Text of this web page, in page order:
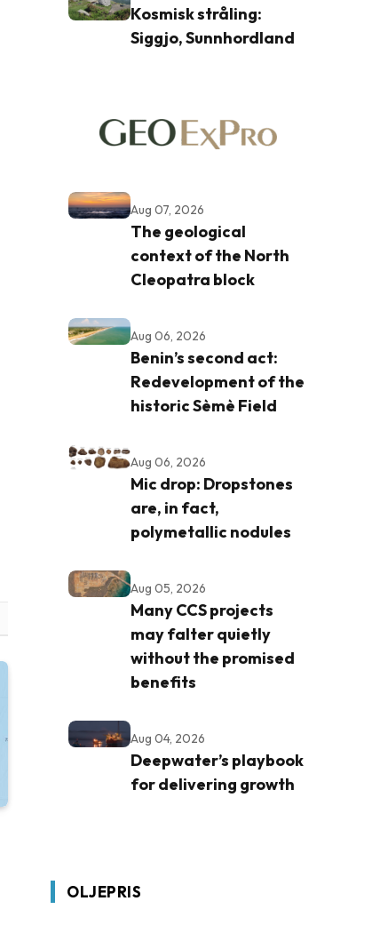
Kosmisk stråling:
Siggjo, Sunnhordland
Aug 07, 2026
The geological
context of the North
Cleopatra block
Aug 06, 2026
Benin’s second act:
Redevelopment of the
historic Sèmè Field
Aug 06, 2026
Mic drop: Dropstones
are, in fact,
polymetallic nodules
Aug 05, 2026
Many CCS projects
may falter quietly
without the promised
benefits
Aug 04, 2026
Deepwater’s playbook
for delivering growth
OLJEPRIS